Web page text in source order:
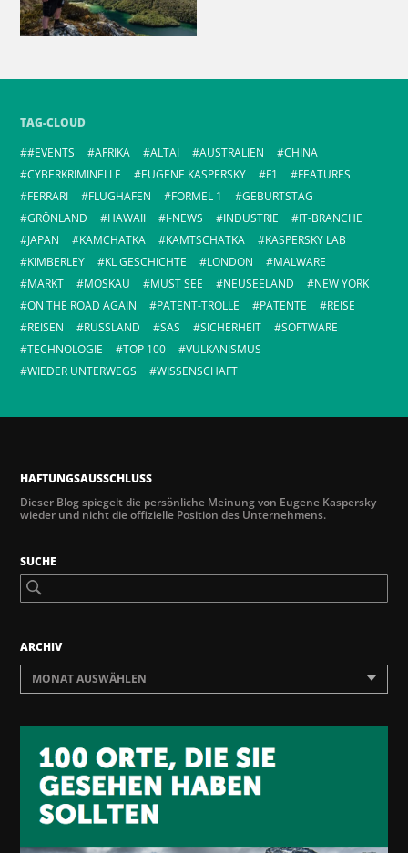
TAG-CLOUD
#EVENTS
AFRIKA ALTAI AUSTRALIEN
CHINA
CYBERKRIMINELLE
EUGENE KASPERSKY F1
FEATURES
FERRARI
FLUGHAFEN FORMEL 1
GEBURTSTAG
GRÖNLAND
HAWAII I-NEWS INDUSTRIE
IT-BRANCHE
JAPAN
KAMCHATKA KAMTSCHATKA
KASPERSKY LAB
KIMBERLEY
KL GESCHICHTE LONDON
MALWARE
MARKT
MOSKAU MUST SEE NEUSEELAND
NEW YORK
ON THE ROAD AGAIN
PATENT-TROLLE PATENTE
REISE
REISEN
RUSSLAND SAS SICHERHEIT
SOFTWARE
TECHNOLOGIE
TOP 100
VULKANISMUS
WIEDER UNTERWEGS
WISSENSCHAFT
HAFTUNGSAUSSCHLUSS
Dieser Blog spiegelt die persönliche Meinung von Eugene Kaspersky
wieder und nicht die offizielle Position des Unternehmens.
SUCHE
ARCHIV
MONAT AUSWÄHLEN